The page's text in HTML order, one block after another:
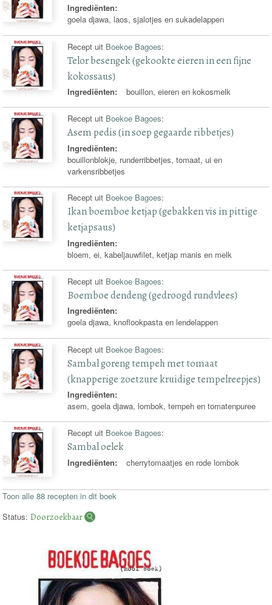
Ingrediënten:
goela djawa, laos, sjalotjes en sukadelappen
Recept uit Boekoe Bagoes:
Telor besengek (gekookte eieren in een fijne
kokossaus)
Ingrediënten: bouillon, eieren en kokosmelk
Recept uit Boekoe Bagoes:
Asem pedis (in soep gegaarde ribbetjes)
Ingrediënten:
bouillonblokje, runderribbetjes, tomaat, ui en
varkensribbetjes
Recept uit Boekoe Bagoes:
Ikan boemboe ketjap (gebakken vis in pittige
ketjapsaus)
Ingrediënten:
bloem, ei, kabeljauwfilet, ketjap manis en melk
Recept uit Boekoe Bagoes:
Boemboe dendeng (gedroogd rundvlees)
Ingrediënten:
goela djawa, knoflookpasta en lendelappen
Recept uit Boekoe Bagoes:
Sambal goreng tempeh met tomaat
(knapperige zoetzure kruidige tempelreepjes)
Ingrediënten:
asem, goela djawa, lombok, tempeh en tomatenpuree
Recept uit Boekoe Bagoes:
Sambal oelek
Ingrediënten: cherrytomaatjes en rode lombok
Toon alle 88 recepten in dit boek
Status:Doorzoekbaar